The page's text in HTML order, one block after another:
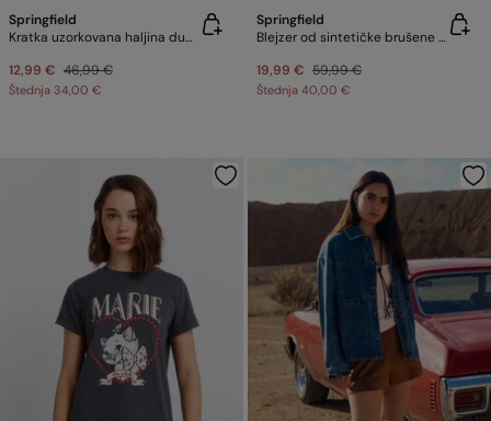
Springfield
Kratka uzorkovana haljina dugih rukava
12,99 € 46,99 €
Štednja 34,00 €
Springfield
Blejzer od sintetičke brušene kože
19,99 € 59,99 €
Štednja 40,00 €